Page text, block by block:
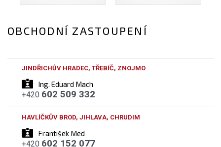
OBCHODNÍ ZASTOUPENÍ
Ing. Eduard Mach
JINDŘICHŮV HRADEC, TŘEBÍČ, ZNOJMO
+420 602 509 332
František Med
HAVLÍČKŮV BROD, JIHLAVA, CHRUDIM
+420 602 152 077